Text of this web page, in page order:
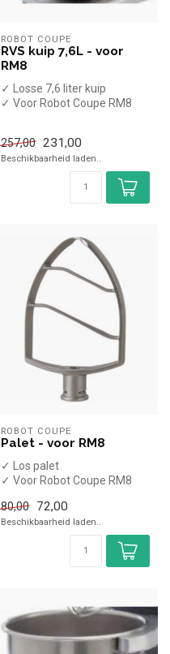
ROBOT COUPE
RVS kuip 7,6L - voor
RM8
✓ Losse 7,6 liter kuip
✓ Voor Robot Coupe RM8
257,00 231,00
Beschikbaarheid laden..
ROBOT COUPE
Palet - voor RM8
✓ Los palet
✓ Voor Robot Coupe RM8
80,00
72,00
Beschikbaarheid laden..